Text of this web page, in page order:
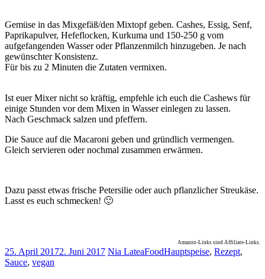
Gemüse in das Mixgefäß/den Mixtopf geben. Cashes, Essig, Senf,
Paprikapulver, Hefeflocken, Kurkuma und 150-250 g vom
aufgefangenden Wasser oder Pflanzenmilch hinzugeben. Je nach
gewünschter Konsistenz.
Für bis zu 2 Minuten die Zutaten vermixen.
Ist euer Mixer nicht so kräftig, empfehle ich euch die Cashews für
einige Stunden vor dem Mixen in Wasser einlegen zu lassen.
Nach Geschmack salzen und pfeffern.
Die Sauce auf die Macaroni geben und gründlich vermengen.
Gleich servieren oder nochmal zusammen erwärmen.
Dazu passt etwas frische Petersilie oder auch pflanzlicher Streukäse.
Lasst es euch schmecken! 🙂
Amazon-Links sind Affiliate-Links.
25. April 20172. Juni 2017 Nia LateaFoodHauptspeise, Rezept,
Sauce, vegan